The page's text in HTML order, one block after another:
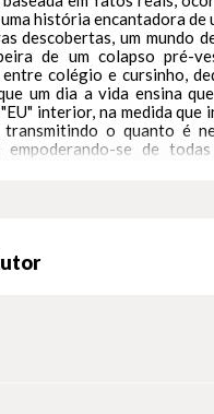
história encantadora de
descobertas, um mundo
de um colapso pré-
entre colégio e cursinho,
um dia a vida ensina
interior, na medida que
transmitindo o quanto é
se de
nunca desistiram de
e amigos que tenho e